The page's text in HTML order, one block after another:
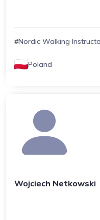
#Nordic Walking
Poland
Wojciech Netkowski